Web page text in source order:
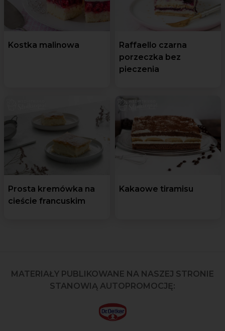
Kostka malinowa
Raffaello czarna
porzeczka bez
pieczenia
Prosta kremówka na
cieście francuskim
Kakaowe tiramisu
MATERIAŁY PUBLIKOWANE NA NASZEJ STRONIE
STANOWIĄ AUTOPROMOCJĘ: